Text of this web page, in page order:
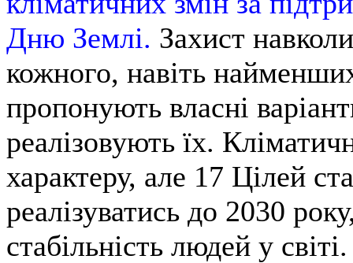
Дню Землі. Захист
кожного, навіть
пропонують власні
реалізовують їх.
характеру, але 17 Цілей
реалізуватись до 2030
стабільність людей у світі.